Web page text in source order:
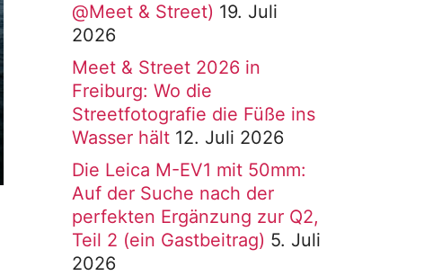
@Meet & Street) 19. Juli
2026
Meet & Street 2026 in
Freiburg: Wo die
Streetfotografie die Füße ins
Wasser hält 12. Juli 2026
Die Leica M-EV1 mit 50mm:
Auf der Suche nach der
perfekten Ergänzung zur Q2,
Teil 2 (ein Gastbeitrag) 5. Juli
2026